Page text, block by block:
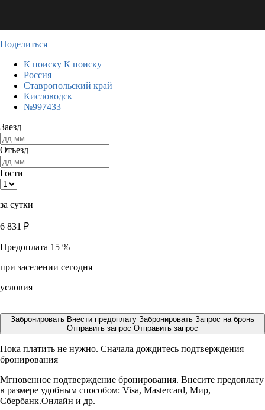
Поделиться
К поиску К поиску
Россия
Ставропольский край
Кисловодск
№997433
Заезд
Отъезд
Гости
за сутки
6 831 ₽
Предоплата 15 %
при заселении сегодня
условия
Забронировать Внести предоплату Забронировать Запрос на бронь
Отправить запрос Отправить запрос
Пока платить не нужно. Сначала дождитесь подтверждения
бронирования
Мгновенное подтверждение бронирования. Внесите предоплату
в размере удобным способом: Visa, Mastercard, Мир,
Сбербанк.Онлайн и др.